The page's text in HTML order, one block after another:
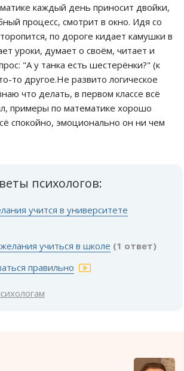
каждый день приносит двойки,
процесс, смотрит в окно. Идя со
по дороге кидает камушки в
уроки, думает о своём, читает и
"А у танка есть шестерёнки?" (к
то другое.Не развито логическое
что делать, в первом классе всё
примеры по математике хорошо
спокойно, эмоционально он ни чем
психологов:
учится в университете
учиться в школе (1 ответ)
правильно